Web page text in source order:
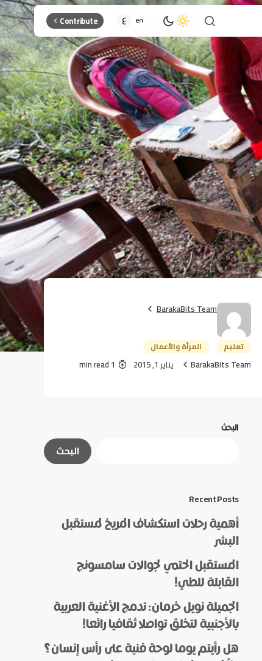
Contribute
BarakaBits Team
تعليم المرأة والأعمال
BarakaBits Team يناير 1, 2015 1 min read
البحث
البحث
Recent Posts
أهمية رحلات استكشاف المريخ لمستقبل
البشر
المستقبل الحتمي لجوالات سامسونج
القابلة للطي!
الجميلة نويل خرمان: تدمج الأغنية العربية
بالأجنبية لتخلق تواصلا ثقافيا رائعا!
هل رأيتم يوما لوحة فنية على رأس إنسان؟